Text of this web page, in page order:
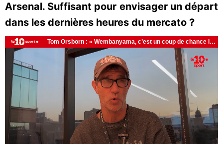
Arsenal. Suffisant pour envisager un départ
dans les dernières heures du mercato ?